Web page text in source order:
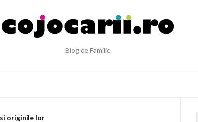
Blog de Familie
originile lor